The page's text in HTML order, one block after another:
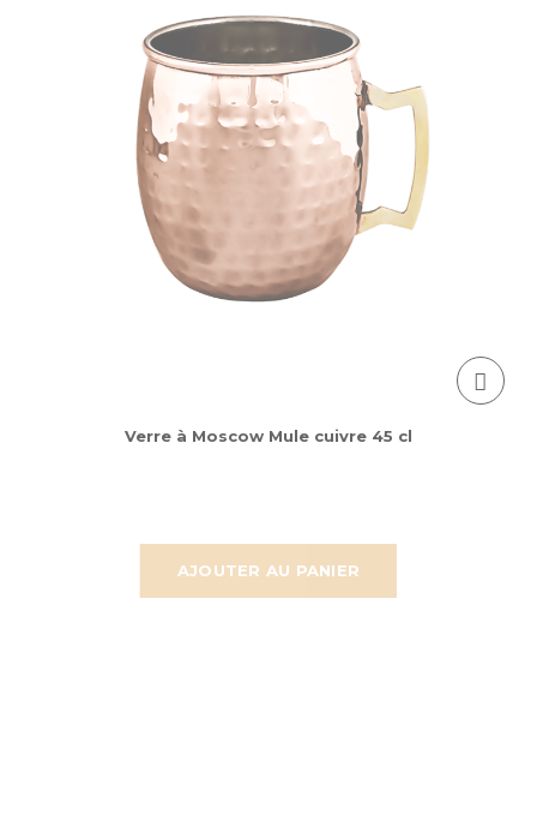
AJOUTER AU PANIER
Verre à Moscow Mule cuivre 45 cl